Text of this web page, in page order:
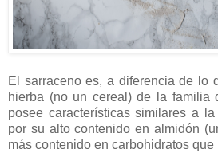
El sarraceno es, a diferencia de lo
hierba (no un cereal) de la familia
posee características similares a
por su alto contenido en almidón
más contenido en carbohidratos